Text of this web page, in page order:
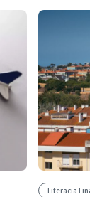
Literacia